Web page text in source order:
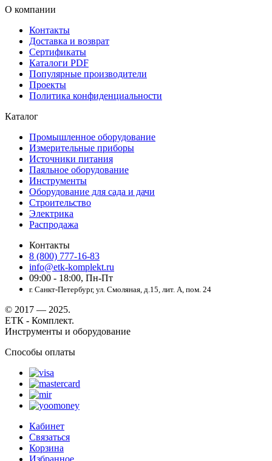
О компании
Контакты
Доставка и возврат
Сертификаты
Каталоги PDF
Популярные производители
Проекты
Политика конфиденциальности
Каталог
Промышленное оборудование
Измерительные приборы
Источники питания
Паяльное оборудование
Инструменты
Оборудование для сада и дачи
Строительство
Электрика
Распродажа
Контакты
8 (800) 777-16-83
info@etk-komplekt.ru
09:00 - 18:00, Пн-Пт
г. Санкт-Петербург, ул. Смоляная, д.15, лит. А, пом. 24
© 2017 — 2025.
ЕТК - Комплект.
Инструменты и оборудование
Способы оплаты
Кабинет
Связаться
Корзина